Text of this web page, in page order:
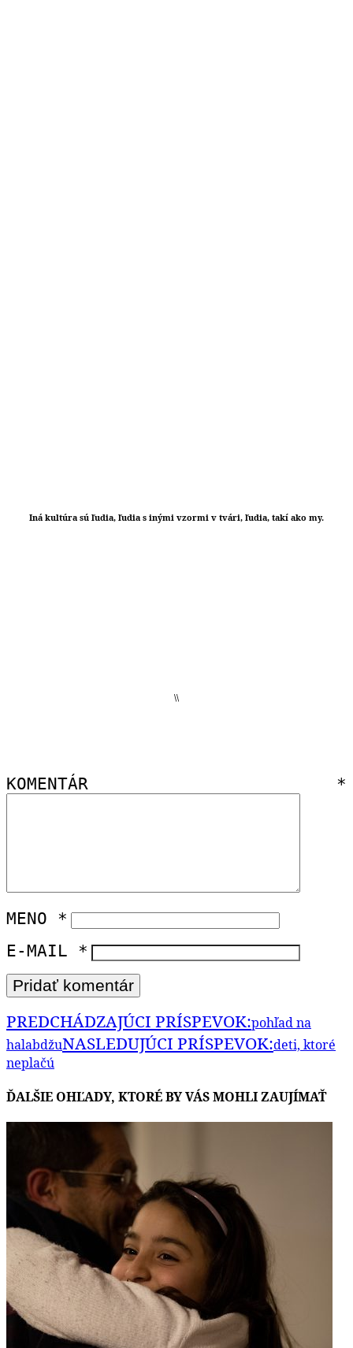
Iná kultúra sú ľudia, ľudia s inými vzormi v tvári, ľudia, takí ako my.
\\
KOMENTÁR *
MENO *
E-MAIL *
PREDCHÁDZAJÚCI PRÍSPEVOK:pohľad na
halabdžuNASLEDUJÚCI PRÍSPEVOK:deti, ktoré
neplačú
ĎALŠIE OHĽADY, KTORÉ BY VÁS MOHLI ZAUJÍMAŤ